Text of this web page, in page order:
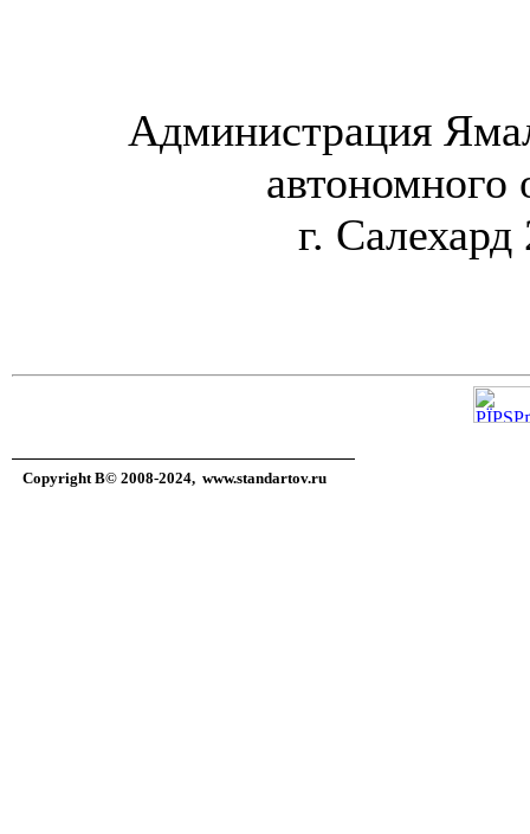
Администрация
автономного
г. Салехард
Copyright В© 2008-2024, www.standartov.ru